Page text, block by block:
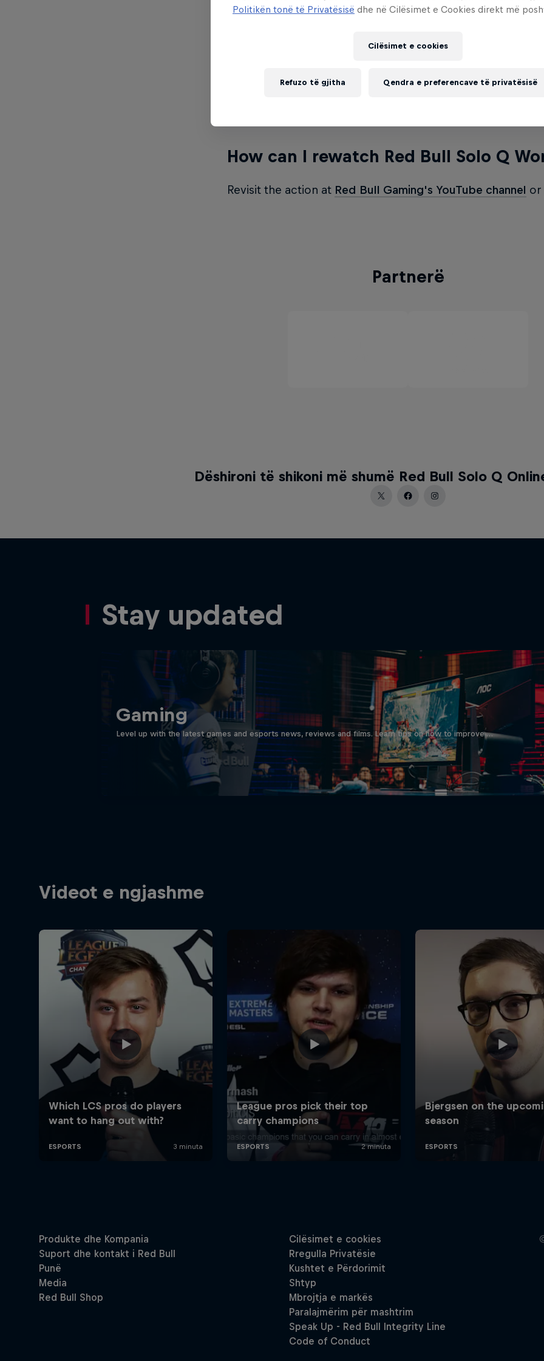
What map was used at Red Bull Solo
For the first time ever, Red Bull Solo Q took place in
How can I rewatch Red Bull Solo Q
Revisit the action at Red Bull Gaming's YouTube channel or
Partnerë
Dëshironi të shikoni më shumë Red Bull Solo Q
Stay updated
Gaming
Level up with the latest games and esports news, reviews and films. Learn tips on how to improve …
Videot e ngjashme
Politikën tonë të Privatësisë dhe në Cilësimet e Cookies direkt më
Cilësimet e cookies
Refuzo të gjitha Qendra e preferencave të privatësisë